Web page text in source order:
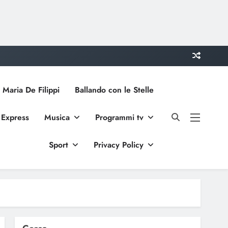
De Filippi Ballando con le Stelle
Musica Programmi tv
Sport Privacy Policy